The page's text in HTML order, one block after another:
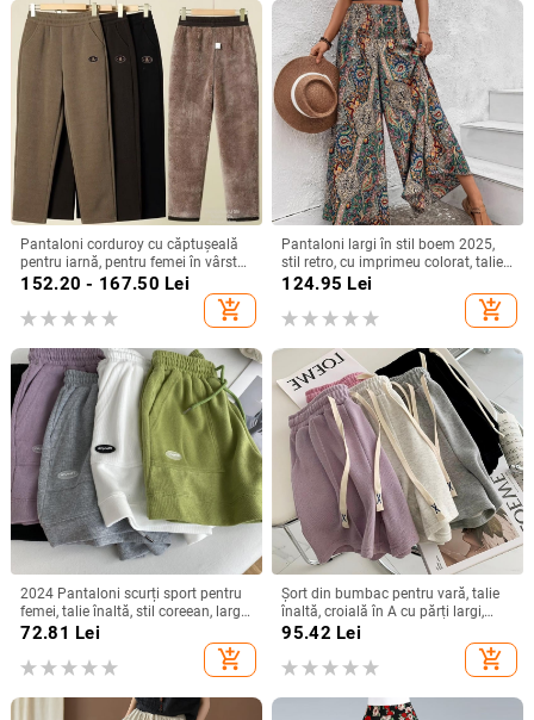
Pantaloni corduroy cu căptușeală
pentru iarnă, pentru femei în vârstă,
stil haarem.
152.20 - 167.50 Lei
add_shopping_cart
Pantaloni largi în stil boem 2025,
stil retro, cu imprimeu colorat, talie
înaltă, croială lejeră
124.95 Lei
add_shopping_cart
2024 Pantaloni scurți sport pentru
femei, talie înaltă, stil coreean, largi,
șnur, croială în formă de A
72.81 Lei
add_shopping_cart
Șort din bumbac pentru vară, talie
înaltă, croială în A cu părți largi,
lungime capri, casual, stil urban
95.42 Lei
add_shopping_cart